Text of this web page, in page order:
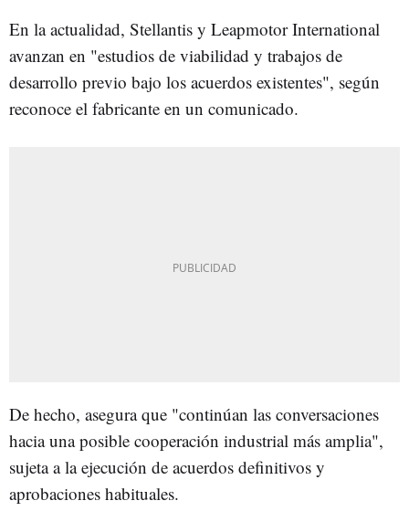
En la actualidad, Stellantis y Leapmotor International
avanzan en "estudios de viabilidad y trabajos de
desarrollo previo bajo los acuerdos existentes", según
reconoce el fabricante en un comunicado.
De hecho, asegura que "continúan las conversaciones
hacia una posible cooperación industrial más amplia",
sujeta a la ejecución de acuerdos definitivos y
aprobaciones habituales.